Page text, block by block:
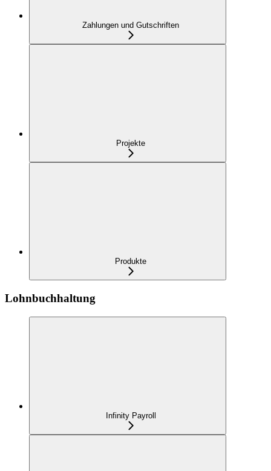
Zahlungen und Gutschriften
Projekte
Produkte
Lohnbuchhaltung
Infinity Payroll